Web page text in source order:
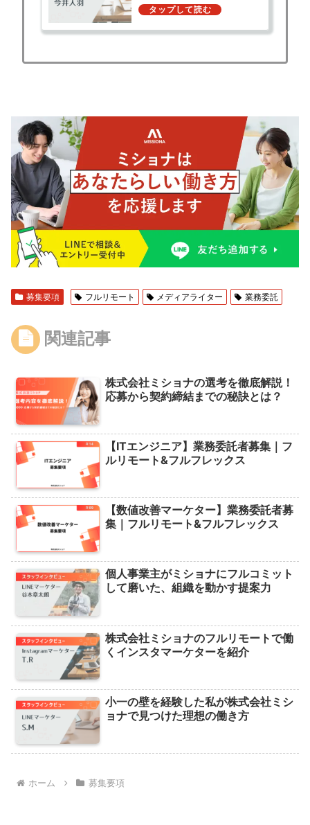
タビュー
募集要項 フルリモート メディアライター 業務委託
関連記事
株式会社ミショナの選考を徹底解説！
応募から契約締結までの秘訣とは？
【ITエンジニア】業務委託者募集｜フ
ルリモート&フルフレックス
【数値改善マーケター】業務委託者募
集｜フルリモート&フルフレックス
個人事業主がミショナにフルコミット
して磨いた、組織を動かす提案力
株式会社ミショナのフルリモートで働
くインスタマーケターを紹介
小一の壁を経験した私が株式会社ミシ
ョナで見つけた理想の働き方
ホーム 募集要項